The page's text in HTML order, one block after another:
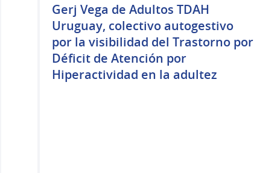
Gerj Vega de Adultos TDAH
Uruguay, colectivo autogestivo
por la visibilidad del Trastorno por
Déficit de Atención por
Hiperactividad en la adultez